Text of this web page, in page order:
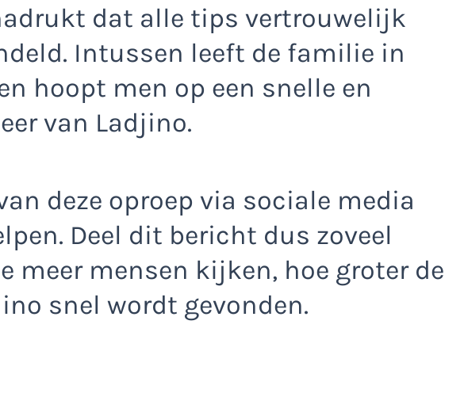
dat alle tips vertrouwelijk
Intussen leeft de familie in
hoopt men op een snelle en
van Ladjino.
deze oproep via sociale media
Deel dit bericht dus zoveel
meer mensen kijken, hoe groter de
snel wordt gevonden.